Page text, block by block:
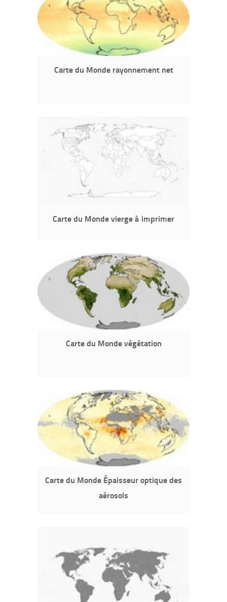
Carte du Monde rayonnement net
Carte du Monde vierge à imprimer
Carte du Monde végétation
Carte du Monde Épaisseur optique des
aérosols